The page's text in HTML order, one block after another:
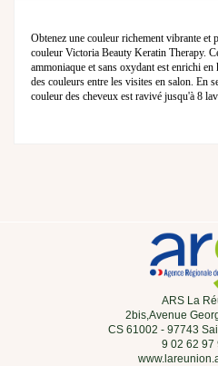
Obtenez une couleur richement vibrante et
couleur Victoria Beauty Keratin Therapy.
ammoniaque et sans oxydant est enrichi
des couleurs entre les visites en salon. En
couleur des cheveux est ravivé jusqu'à 8
ARS La
2bis,Avenue
CS 61002 - 97743
9 02 62 97